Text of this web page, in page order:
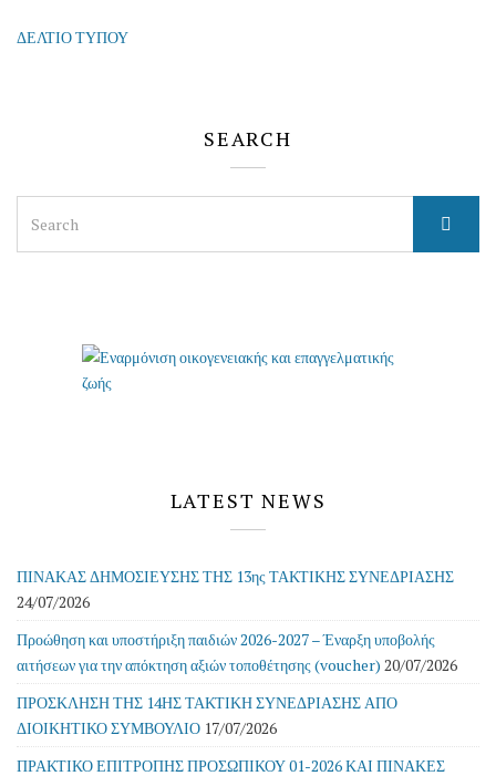
ΔΕΛΤΙΟ ΤΥΠΟΥ
SEARCH
for:
LATEST NEWS
ΠΙΝΑΚΑΣ ΔΗΜΟΣΙΕΥΣΗΣ ΤΗΣ 13ης ΤΑΚΤΙΚΗΣ ΣΥΝΕΔΡΙΑΣΗΣ
24/07/2026
Προώθηση και υποστήριξη παιδιών 2026-2027 – Έναρξη υποβολής
αιτήσεων για την απόκτηση αξιών τοποθέτησης (voucher) 20/07/2026
ΠΡΟΣΚΛΗΣΗ ΤΗΣ 14ΗΣ ΤΑΚΤΙΚΗ ΣΥΝΕΔΡΙΑΣΗΣ ΑΠΟ
ΔΙΟΙΚΗΤΙΚΟ ΣΥΜΒΟΥΛΙΟ 17/07/2026
ΠΡΑΚΤΙΚΟ ΕΠΙΤΡΟΠΗΣ ΠΡΟΣΩΠΙΚΟΥ 01-2026 ΚΑΙ ΠΙΝΑΚΕΣ